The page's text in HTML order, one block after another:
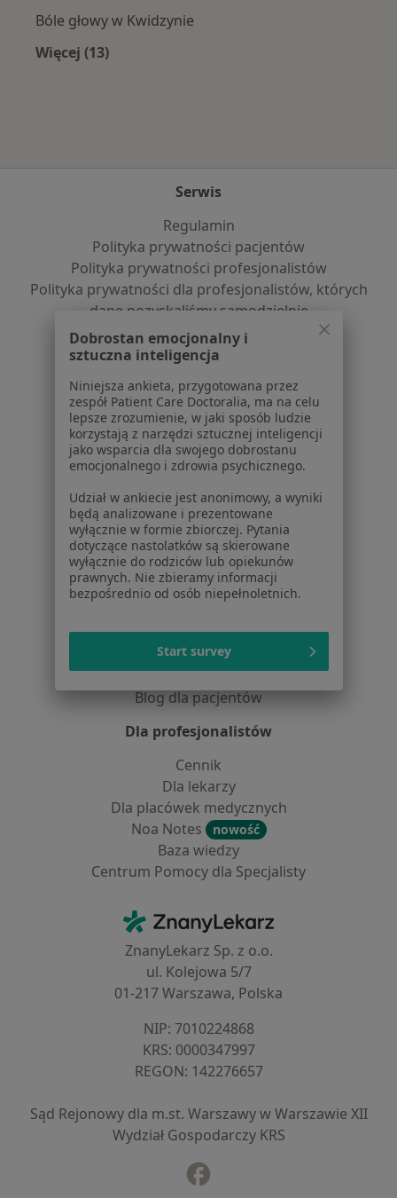
Bóle głowy w Kwidzynie
Więcej (13)
Serwis
Regulamin
Polityka prywatności pacjentów
Polityka prywatności profesjonalistów
Polityka prywatności dla profesjonalistów, których
dane pozyskaliśmy samodzielnie
Polityka cookies
Jak działają wyniki wyszukiwania
O nas
Praca Rekrutujemy!
Partnerzy
Centrum prasowe
Dla pacjentów
Lekarze
Placówki medyczne
Pytania i odpowiedzi
Choroby
Pomoc
Aplikacje mobilne
Blog dla pacjentów
Dla profesjonalistów
Cennik
Dla lekarzy
Dla placówek medycznych
Noa Notes
nowość
Baza wiedzy
Centrum Pomocy dla Specjalisty
ZnanyLekarz - Strona główna
ZnanyLekarz Sp. z o.o.
ul. Kolejowa 5/7
01-217 Warszawa, Polska
NIP: ⁠7010224868
KRS: ⁠0000347997
REGON: ⁠142276657
Sąd Rejonowy dla m.st. Warszawy w Warszawie XII
Wydział Gospodarczy KRS
Dobrostan emocjonalny i
sztuczna inteligencja
Niniejsza ankieta, przygotowana przez
zespół Patient Care Doctoralia, ma na celu
lepsze zrozumienie, w jaki sposób ludzie
korzystają z narzędzi sztucznej inteligencji
jako wsparcia dla swojego dobrostanu
emocjonalnego i zdrowia psychicznego.
Udział w ankiecie jest anonimowy, a wyniki
będą analizowane i prezentowane
wyłącznie w formie zbiorczej. Pytania
dotyczące nastolatków są skierowane
wyłącznie do rodziców lub opiekunów
prawnych. Nie zbieramy informacji
bezpośrednio od osób niepełnoletnich.
Start survey